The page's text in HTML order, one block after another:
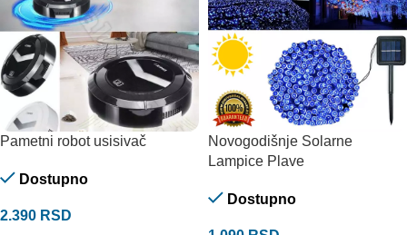
Pametni robot usisivač
Dostupno
2.390 RSD
Novogodišnje Solarne
Lampice Plave
Dostupno